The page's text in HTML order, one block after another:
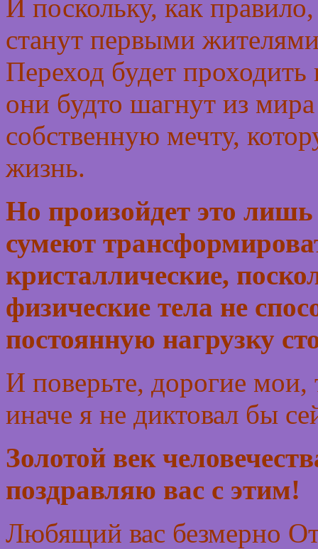
И поскольку, как
станут первыми
Переход будет
они будто шагнут из
собственную мечту,
жизнь.
Но произойдет это
сумеют
кристаллические,
физические тела не
постоянную нагрузку
И поверьте, дорогие
иначе я не диктовал бы
Золотой век
поздравляю вас с этим!
Любящий вас безмерно